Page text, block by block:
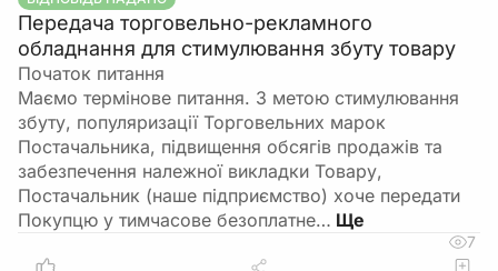
Передача торговельно-рекламного
обладнання для стимулювання збуту товару
Початок питання
Маємо термінове питання. З метою стимулювання
збуту, популяризації Торговельних марок
Постачальника, підвищення обсягів продажів та
забезпечення належної викладки Товару,
Постачальник (наше підприємство) хоче передати
Покупцю у тимчасове безоплатне…
7